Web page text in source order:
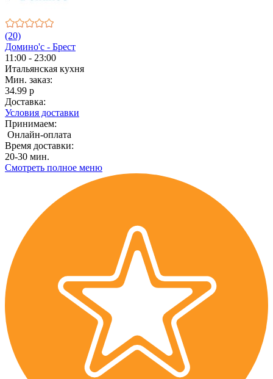
(20)
Домино'с - Брест
11:00 - 23:00
Итальянская кухня
Мин. заказ:
34.99 р
Доставка:
Условия доставки
Принимаем:
Онлайн-оплата
Время доставки:
20-30 мин.
Смотреть полное меню